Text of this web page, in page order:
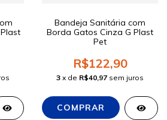
Bandeja Sanitária com
Borda Gatos Cinza G Plast
Pet
R$122,90
3 x de R$40,97 sem juros